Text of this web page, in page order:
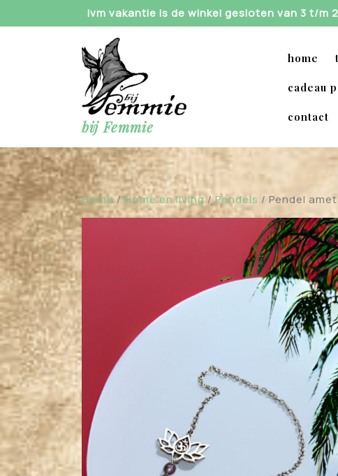
Ivm vakantie is de winkel gesloten van 3 t/m
bij Femmie
home
cadeau
contact
Home/Home en living/Pendels / Pendel